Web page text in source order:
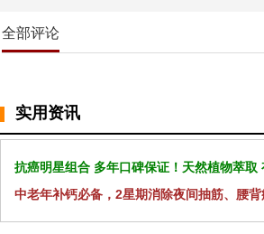
全部评论
实用资讯
抗癌明星组合 多年口碑保证！天然植物萃取
中老年补钙必备，2星期消除夜间抽筋、腰